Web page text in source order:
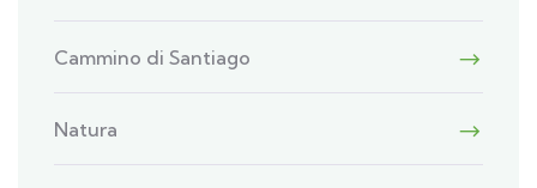
Cammino di Santiago
Natura